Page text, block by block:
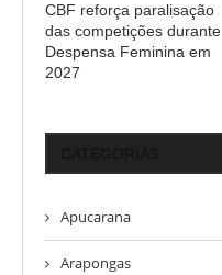
CBF reforça paralisação
das competições durante
Despensa Feminina em
2027
Apucarana
Arapongas